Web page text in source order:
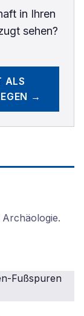
in Ihren
sehen?
ALS
→
Archäologie.